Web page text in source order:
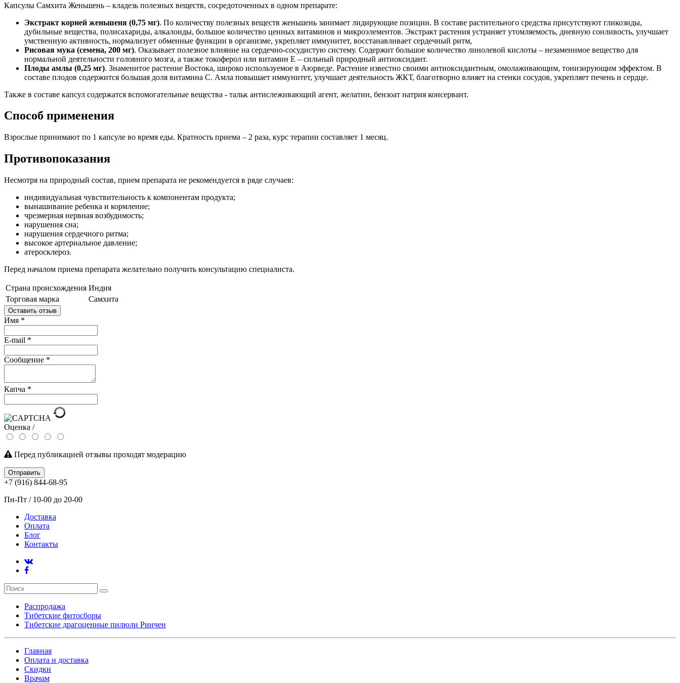
Капсулы Самхита Женьшень – кладезь полезных веществ, сосредоточенных в одном препарате:
Экстракт корней женьшеня (0,75 мг). По количеству полезных веществ женьшень занимает лидирующие позиции. В составе растительного средства присутствуют гликозиды,
дубильные вещества, полисахариды, алкалоиды, большое количество ценных витаминов и микроэлементов. Экстракт растения устраняет утомляемость, дневную сонливость, улучшает
умственную активность, нормализует обменные функции в организме, укрепляет иммунитет, восстанавливает сердечный ритм,
Рисовая мука (семена, 200 мг). Оказывает полезное влияние на сердечно-сосудистую систему. Содержит большое количество линолевой кислоты – незаменимое вещество для
нормальной деятельности головного мозга, а также токоферол или витамин Е – сильный природный антиоксидант.
Плоды амлы (0,25 мг). Знаменитое растение Востока, широко используемое в Аюрведе. Растение известно своими антиоксидантным, омолаживающим, тонизирующим эффектом. В
составе плодов содержится большая доля витамина С. Амла повышает иммунитет, улучшает деятельность ЖКТ, благотворно влияет на стенки сосудов, укрепляет печень и сердце.
Также в составе капсул содержатся вспомогательные вещества - тальк антислеживающий агент, желатин, бензоат натрия консервант.
Способ применения
Взрослые принимают по 1 капсуле во время еды. Кратность приема – 2 раза, курс терапии составляет 1 месяц.
Противопоказания
Несмотря на природный состав, прием препарата не рекомендуется в ряде случаев:
индивидуальная чувствительность к компонентам продукта;
вынашивание ребенка и кормление;
чрезмерная нервная возбудимость;
нарушения сна;
нарушения сердечного ритма;
высокое артериальное давление;
атеросклероз.
Перед началом приема препарата желательно получить консультацию специалиста.
Страна происхождения Индия
Торговая марка
Самхита
Оставить отзыв
Имя *
E-mail *
Сообщение *
Капча *
Оценка /
Перед публикацией отзывы проходят модерацию
Отправить
+7 (916) 844-68-95
Пн-Пт / 10-00 до 20-00
Доставка
Оплата
Блог
Контакты
Распродажа
Тибетские фитосборы
Тибетские драгоценные пилюли Ринчен
Главная
Оплата и доставка
Скидки
Врачам